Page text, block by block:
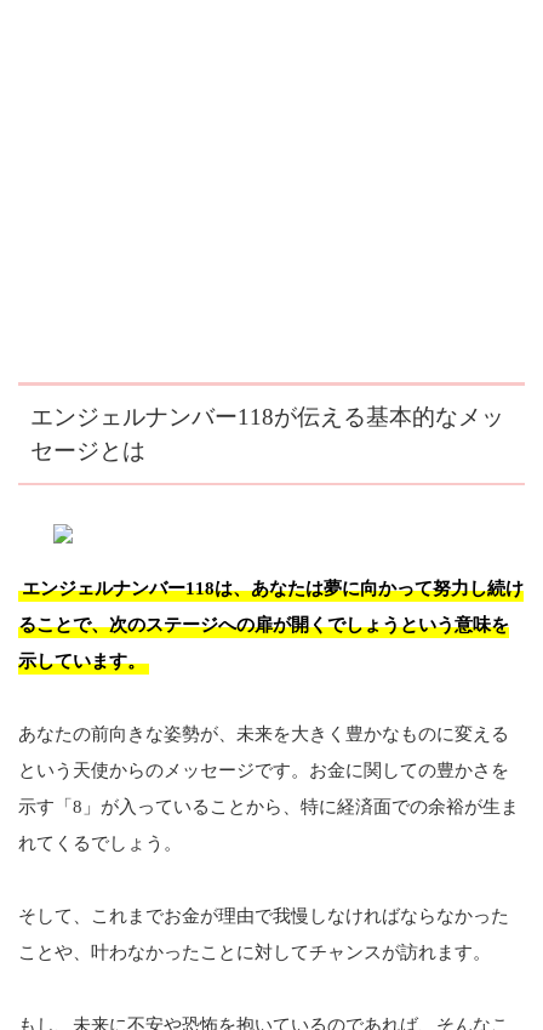
エンジェルナンバー118が伝える基本的なメッ
セージとは
エンジェルナンバー118は、あなたは夢に向かって努力し続け
ることで、次のステージへの扉が開くでしょうという意味を
示しています。
あなたの前向きな姿勢が、未来を大きく豊かなものに変える
という天使からのメッセージです。お金に関しての豊かさを
示す「8」が入っていることから、特に経済面での余裕が生ま
れてくるでしょう。
そして、これまでお金が理由で我慢しなければならなかった
ことや、叶わなかったことに対してチャンスが訪れます。
もし、未来に不安や恐怖を抱いているのであれば、そんなこ